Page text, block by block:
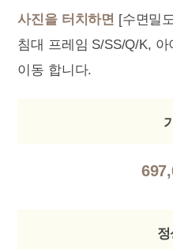
사진을 터치하면 [수면밀
침대 프레임 S/SS/Q/K,
이동 합니다.